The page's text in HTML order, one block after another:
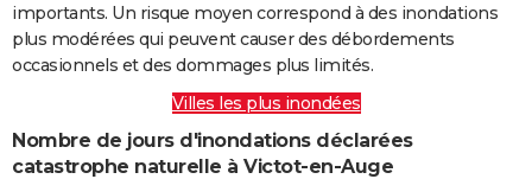
importants. Un risque moyen correspond à des inondations
plus modérées qui peuvent causer des débordements
occasionnels et des dommages plus limités.
Villes les plus inondées
Nombre de jours d'inondations déclarées
catastrophe naturelle à Victot-en-Auge